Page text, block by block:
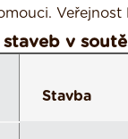
v
Stavba